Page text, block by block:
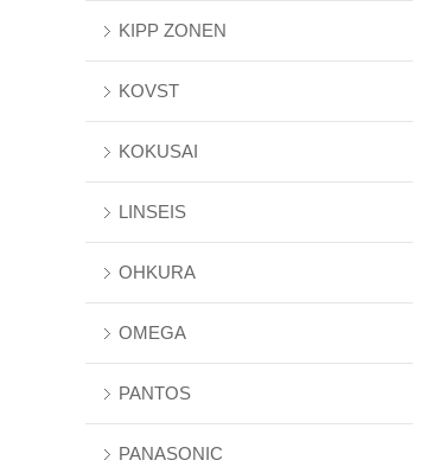
KIPP ZONEN
KOVST
KOKUSAI
LINSEIS
OHKURA
OMEGA
PANTOS
PANASONIC